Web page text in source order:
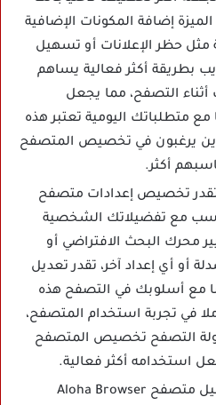
إضافة المكونات الإضافية
مثل حظر الإعلانات أو تسهيل
بطريقة أكثر فعالية يساهم
التصفح، مما يجعل
متطلباتك اليومية تعتبر هذه
يرغبون في تخصيص المتصفح
أكثر.
تخصيص إعدادات متصفح
مع تفضيلاتك الشخصية
محرك البحث الافتراضي أو
أو أي إعداد آخر، تقدر تعديل
مع أسلوبك في التصفح هذه
في تجربة استخدام المتصفح،
التصفح تخصيص المتصفح
استخدامه أكثر فعالية.
تقدر تحميل متصفح Aloha Browser